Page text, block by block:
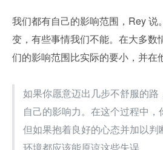
我们都有自己的影响范围，Rey 说
变，有些事情我们不能。在大多数
们的影响范围比实际的要小，并在
如果你愿意迈出几步不舒服的路
自己的影响力。在这个过程中，
但如果抱着良好的心态并加以